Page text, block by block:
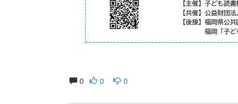
0 0 0